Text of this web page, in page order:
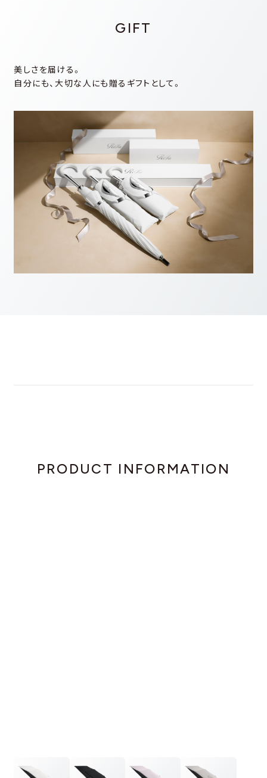
GIFT
美しさを届ける。
⾃分にも、⼤切な⼈にも贈るギフトとして。
PRODUCT INFORMATION